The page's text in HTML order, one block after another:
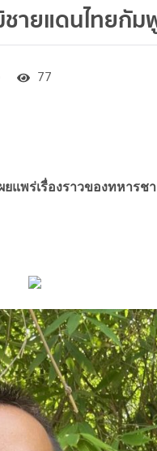
ายแดนไทยกัม
77
ยแพร่เรื่องราวของทหาร